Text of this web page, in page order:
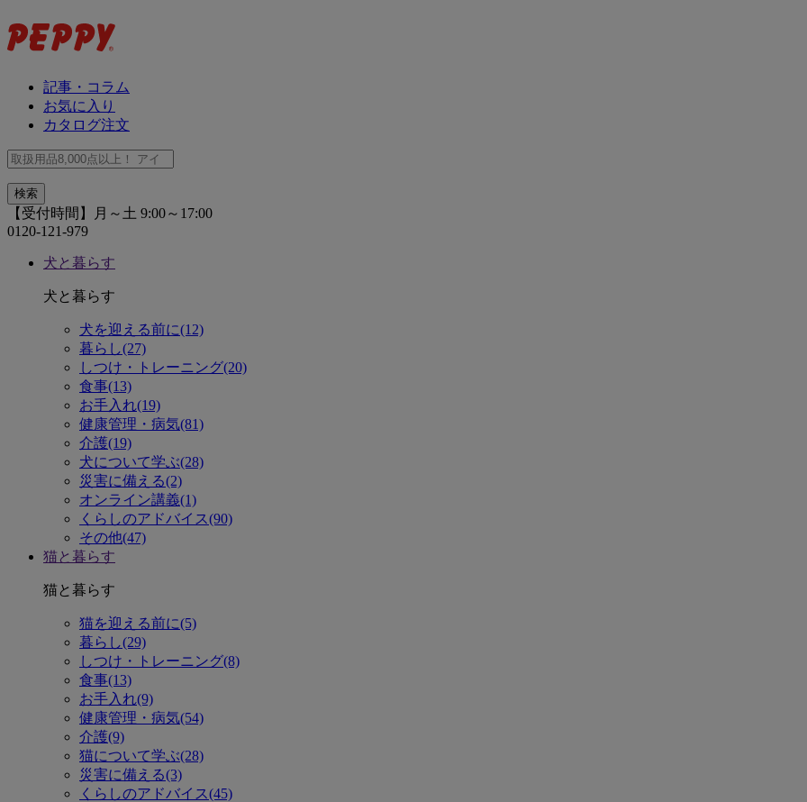
記事・コラム
お気に入り
カタログ注文
【受付時間】月～土 9:00～17:00
0120-121-979
犬と暮らす
犬と暮らす
犬を迎える前に(12)
暮らし(27)
しつけ・トレーニング(20)
食事(13)
お手入れ(19)
健康管理・病気(81)
介護(19)
犬について学ぶ(28)
災害に備える(2)
オンライン講義(1)
くらしのアドバイス(90)
その他(47)
猫と暮らす
猫と暮らす
猫を迎える前に(5)
暮らし(29)
しつけ・トレーニング(8)
食事(13)
お手入れ(9)
健康管理・病気(54)
介護(9)
猫について学ぶ(28)
災害に備える(3)
くらしのアドバイス(45)